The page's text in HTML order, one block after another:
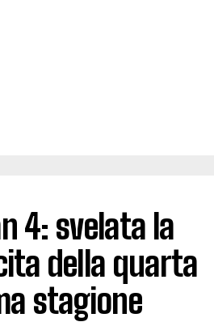
4: svelata la
della quarta
stagione